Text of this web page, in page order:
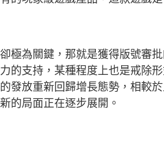
極為關鍵，那就是獲得版號審
的支持，某種程度上也是戒除
發放重新回歸增長態勢，相較於
的局面正在逐步展開。